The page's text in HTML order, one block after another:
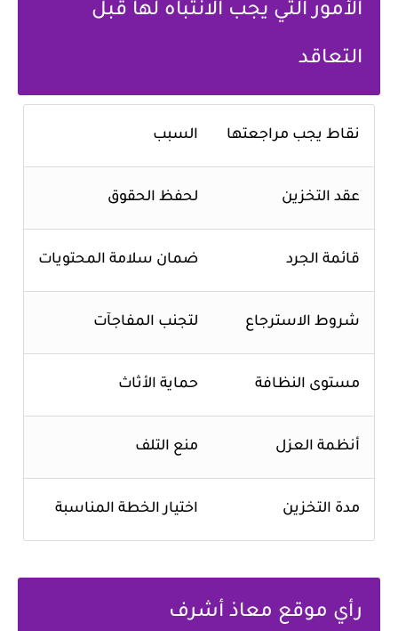
الأمور التي يجب الانتباه لها قبل
التعاقد
نقاط يجب مراجعتها السبب
عقد التخزين لحفظ الحقوق
قائمة الجرد ضمان سلامة المحتويات
شروط الاسترجاع لتجنب المفاجآت
مستوى النظافة حماية الأثاث
أنظمة العزل منع التلف
مدة التخزين اختيار الخطة المناسبة
رأي موقع معاذ أشرف